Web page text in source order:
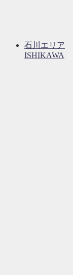
石川エリア
ISHIKAWA